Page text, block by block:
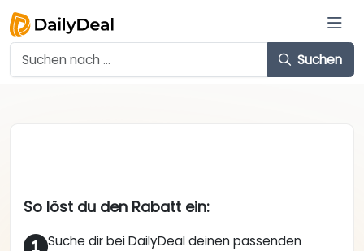
Suchen
So löst du den Rabatt ein:
Suche dir bei DailyDeal deinen passenden